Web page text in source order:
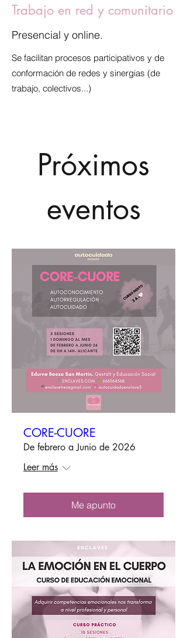
Trabajo en red y comunitario
Presencial y online.
Se facilitan procesos participativos y de
conformación de redes y sinergias (de
trabajo, colectivos...)
Próximos
eventos
CORE-CUORE
De febrero a Junio de 2026
Leer más
Me apunto